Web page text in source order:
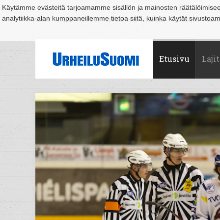
Käytämme evästeitä tarjoamamme sisällön ja mainosten
analytiikka-alan kumppaneillemme tietoa siitä, kuinka käytät
Suomi Espoo Helsinki Hämeenlinna Joensuu Jyväskylä
Etusivu Lajit